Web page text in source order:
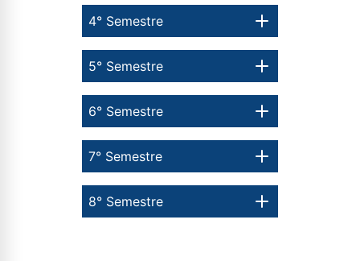
8° Semestre
7° Semestre
6° Semestre
5° Semestre
4° Semestre